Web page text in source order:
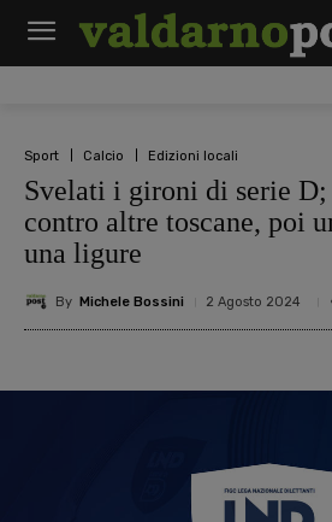
Sport Calcio Edizioni locali
Svelati i gironi di serie D;
contro altre toscane, poi
una ligure
By Michele Bossini 2 Agosto 2024